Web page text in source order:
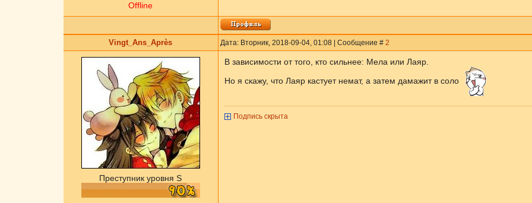
Offline
Vingt_Ans_Après Дата: Вторник, 2018-09-04, 01:08 | Сообщение # 2
Преступник уровня S
В зависимости от того, кто сильнее: Мела или Лаяр.
Но я скажу, что Лаяр кастует немат, а затем дамажит в соло
Подпись скрыта